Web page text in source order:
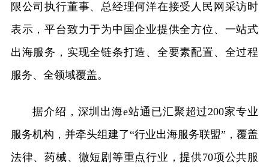
限公司执行董事、总经理何洋在接受人民网采访时
表示，平台致力于为中国企业提供全方位、一站式
出海服务，实现全链条打造、全要素配置、全过程
服务、全领域覆盖。
据介绍，深圳出海e站通已汇聚超过200家专业
服务机构，并牵头组建了“行业出海服务联盟”，覆盖
法律、药械、微短剧等重点行业，提供70项公共服